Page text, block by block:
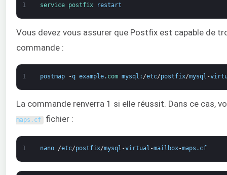
1 service postfix restart
Vous devez vous assurer que Postfix est capable de
commande :
1 postmap -q example. com mysql : /etc/postfix/mysql -
La commande renverra 1 si elle réussit. Dans ce cas,
maps . cf fichier :
1 nano /etc/postfix/mysql -virtual -mailbox-maps . cf